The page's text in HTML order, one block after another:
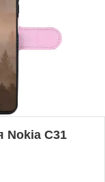
Nokia C31